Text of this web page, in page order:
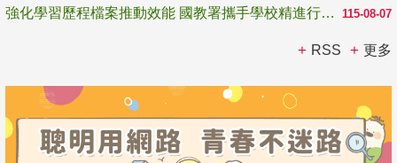
115-08-07
強化學習歷程檔案推動效能 國教署攜手學校精進行政與教學支持
RSS 更多